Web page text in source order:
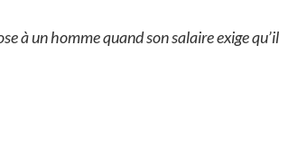
à un homme quand son salaire exige qu’il